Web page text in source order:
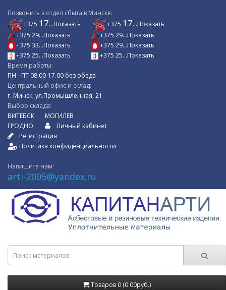
Позвонить в отдел сбыта в Минске:
+375 17...Показать
+375 29...Показать
+375 33...Показать
+375 25...Показать
+375 17...Показать
+375 29...Показать
+375 29...Показать
+375 25...Показать
Время работы:
ПН - ПТ 08.00-17.00 без обеда
Центральный офис и склад:
г. Минск, ул.Промышленная, 21
Выбор склада:
ВИТЕБСК
ГРОДНО
МОГИЛЕВ
Личный кабинет
Регистрация
Политика конфиденциальности
Напишите нам:
arti-2005@yandex.ru
Товаров 0 (0.00руб.)